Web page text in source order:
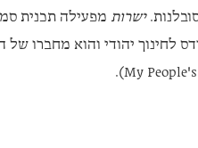
ישרות מפעילה תכנית
לחינוך יהודי והוא מחברו